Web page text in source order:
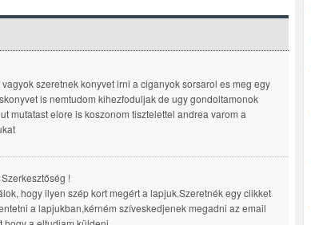
szeretnek konyvet irni a ciganyok sorsarol es meg egy
is nemtudom kihezfoduljak de ugy gondoltamonok
mutatast elore is koszonom tisztelettel andrea varom a
!
hogy ilyen szép kort megért a lapjuk.Szeretnék egy ciikket
a lapjukban,kérném szíveskedjenek megadni az email